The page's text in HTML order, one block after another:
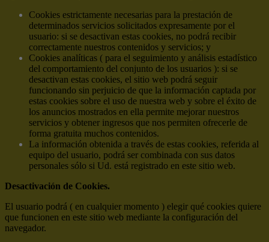
Cookies estrictamente necesarias para la prestación de
determinados servicios solicitados expresamente por el
usuario: si se desactivan estas cookies, no podrá recibir
correctamente nuestros contenidos y servicios; y
Cookies analíticas ( para el seguimiento y análisis estadístico
del comportamiento del conjunto de los usuarios ): si se
desactivan estas cookies, el sitio web podrá seguir
funcionando sin perjuicio de que la información captada por
estas cookies sobre el uso de nuestra web y sobre el éxito de
los anuncios mostrados en ella permite mejorar nuestros
servicios y obtener ingresos que nos permiten ofrecerle de
forma gratuita muchos contenidos.
La información obtenida a través de estas cookies, referida al
equipo del usuario, podrá ser combinada con sus datos
personales sólo si Ud. está registrado en este sitio web.
Desactivación de Cookies.
El usuario podrá ( en cualquier momento ) elegir qué cookies quiere
que funcionen en este sitio web mediante la configuración del
navegador.